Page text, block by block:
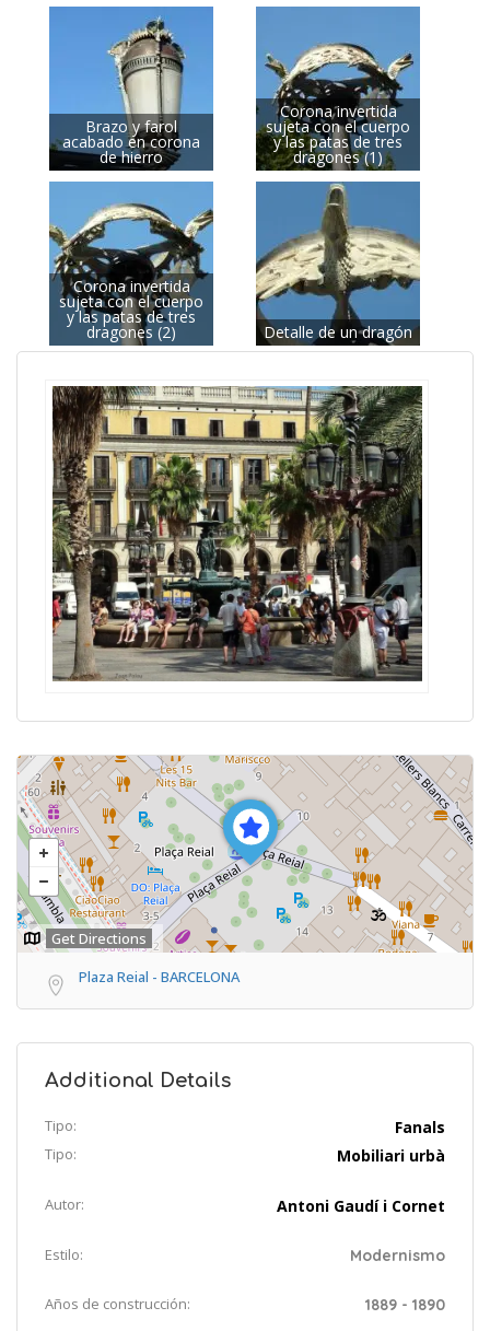
Brazo y farol
acabado en corona
de hierro
Corona invertida
sujeta con el cuerpo
y las patas de tres
dragones (1)
Corona invertida
sujeta con el cuerpo
y las patas de tres
dragones (2) Detalle de un dragón
Get Directions
Plaza Reial - BARCELONA
Additional Details
Tipo: Fanals
Tipo: Mobiliari urbà
Autor: Antoni Gaudí i Cornet
Estilo: Modernismo
Años de construcción: 1889 - 1890